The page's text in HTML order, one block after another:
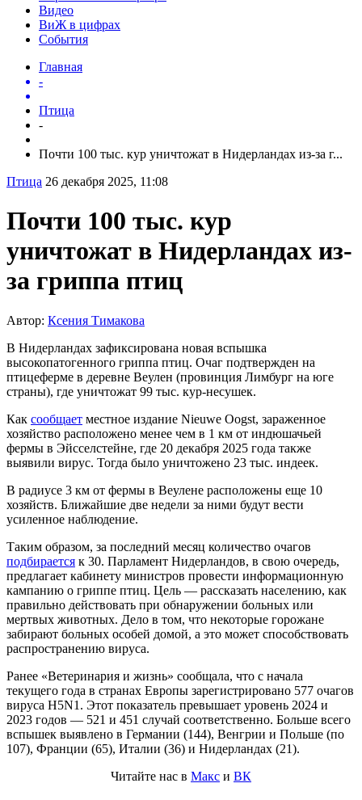
Видео
ВиЖ в цифрах
События
Главная
-
Птица
-
Почти 100 тыс. кур уничтожат в Нидерландах из-за г...
Птица 26 декабря 2025, 11:08
Почти 100 тыс. кур
уничтожат в Нидерландах из-
за гриппа птиц
Автор: Ксения Тимакова
В Нидерландах зафиксирована новая вспышка
высокопатогенного гриппа птиц. Очаг подтвержден на
птицеферме в деревне Веулен (провинция Лимбург на юге
страны), где уничтожат 99 тыс. кур-несушек.
Как сообщает местное издание Nieuwe Oogst, зараженное
хозяйство расположено менее чем в 1 км от индюшачьей
фермы в Эйсселстейне, где 20 декабря 2025 года также
выявили вирус. Тогда было уничтожено 23 тыс. индеек.
В радиусе 3 км от фермы в Веулене расположены еще 10
хозяйств. Ближайшие две недели за ними будут вести
усиленное наблюдение.
Таким образом, за последний месяц количество очагов
подбирается к 30. Парламент Нидерландов, в свою очередь,
предлагает кабинету министров провести информационную
кампанию о гриппе птиц. Цель — рассказать населению, как
правильно действовать при обнаружении больных или
мертвых животных. Дело в том, что некоторые горожане
забирают больных особей домой, а это может способствовать
распространению вируса.
Ранее «Ветеринария и жизнь» сообщала, что с начала
текущего года в странах Европы зарегистрировано 577 очагов
вируса H5N1. Этот показатель превышает уровень 2024 и
2023 годов — 521 и 451 случай соответственно. Больше всего
вспышек выявлено в Германии (144), Венгрии и Польше (по
107), Франции (65), Италии (36) и Нидерландах (21).
Читайте нас в Макс и ВК